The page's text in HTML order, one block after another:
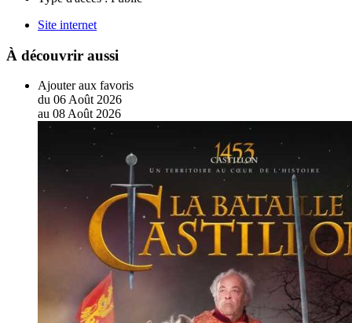
Site internet
À découvrir aussi
Ajouter aux favoris
du 06 Août 2026
au 08 Août 2026